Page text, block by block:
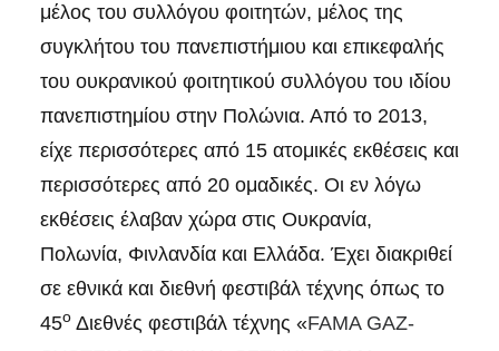
μέλος του συλλόγου φοιτητών, μέλος της
συγκλήτου του πανεπιστήμιου και επικεφαλής
του ουκρανικού φοιτητικού συλλόγου του ιδίου
πανεπιστημίου στην Πολώνια. Από το 2013,
είχε περισσότερες από 15 ατομικές εκθέσεις και
περισσότερες από 20 ομαδικές. Οι εν λόγω
εκθέσεις έλαβαν χώρα στις Ουκρανία,
Πολωνία, Φινλανδία και Ελλάδα. Έχει διακριθεί
σε εθνικά και διεθνή φεστιβάλ τέχνης όπως το
45ο Διεθνές φεστιβάλ τέχνης «FAMA GAZ-